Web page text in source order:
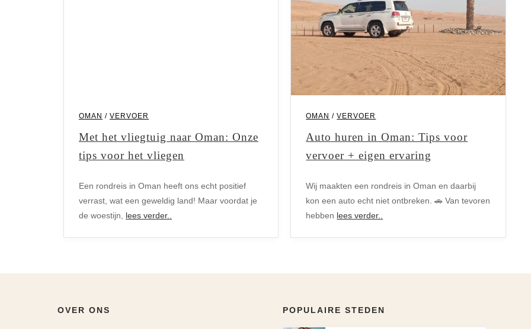
Vervoer
OMAN / VERVOER
Met het vliegtuig naar Oman: Onze
tips voor het vliegen
Een rondreis in Oman heeft ons echt positief
verrast, wat een geweldig land! Maar voordat je
de woestijn,
lees verder..
OMAN / VERVOER
Auto huren in Oman: Tips voor
vervoer + eigen ervaring
Wij maakten een rondreis in Oman en daarbij
kon een auto echt niet ontbreken. 🚗 Van tevoren
hebben lees verder..
OVER ONS POPULAIRE STEDEN